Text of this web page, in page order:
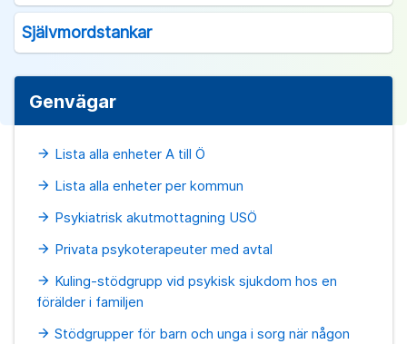
Självmordstankar
Genvägar
arrow_forward Lista alla enheter A till Ö
arrow_forward Lista alla enheter per kommun
arrow_forward Psykiatrisk akutmottagning USÖ
arrow_forward Privata psykoterapeuter med avtal
arrow_forward Kuling-stödgrupp vid psykisk sjukdom hos en
förälder i familjen
arrow_forward Stödgrupper för barn och unga i sorg när någon